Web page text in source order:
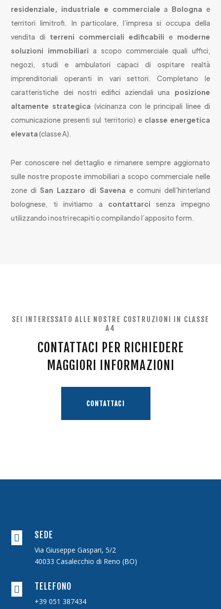
residenziale, industriale e commerciale a Bologna e
territori limitrofi. In particolare, l’impresa si occupa della
vendita di terreni commerciali edificabili e moderne
soluzioni immobiliari a scopo commerciale quali uffici,
negozi, studi e ambulatori capaci di ospitare realtà
imprenditoriali operanti in vari settori. Completano le
caratteristiche dei nostri edifici aziendali una posizione
altamente strategica (vicinanza con le principali linee di
comunicazione presenti sul territorio) e classe energetica
elevata(classe A).
Per conoscere nel dettaglio e rimanere sempre aggiornato
sulle nostre proposte immobiliari a scopo commerciale nelle
zone diSan Lazzaro di Savena e comuni dell’hinterland
bolognese, ti invitiamo a contattarci senza impegno
utilizzando i nostri recapiti o compilando l’apposito form.
SEI INTERESSATO ALLE NOSTRE COSTRUZIONI IN CLASSE
A4
CONTATTACI PER RICHIEDERE
MAGGIORI INFORMAZIONI
CONTATTACI
 SEDE
Via Giuseppe Gaspari, 5/2
40033 Casalecchio di Reno (BO)
 TELEFONO
+39 051 387434